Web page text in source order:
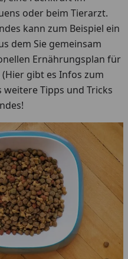
oder beim Tierarzt.
kann zum Beispiel ein
dem Sie gemeinsam
Ernährungsplan für
gibt es Infos zum
weitere Tipps und Tricks